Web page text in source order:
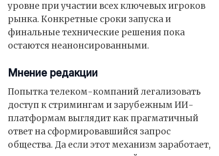
уровне при участии всех ключевых игроков
рынка. Конкретные сроки запуска и
финальные технические решения пока
остаются неанонсированными.
Мнение редакции
Попытка телеком-компаний легализовать
доступ к стримингам и зарубежным ИИ-
платформам выглядит как прагматичный
ответ на сформировавшийся запрос
общества. Да если этот механизм заработает,